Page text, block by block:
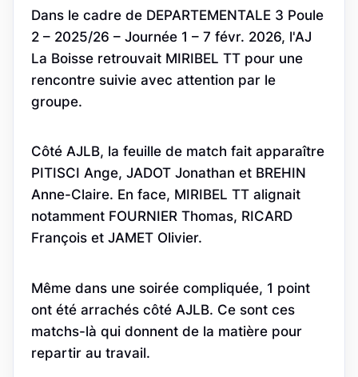
Dans le cadre de DEPARTEMENTALE 3 Poule
2 – 2025/26 – Journée 1 – 7 févr. 2026, l'AJ
La Boisse retrouvait MIRIBEL TT pour une
rencontre suivie avec attention par le
groupe.
Côté AJLB, la feuille de match fait apparaître
PITISCI Ange, JADOT Jonathan et BREHIN
Anne-Claire. En face, MIRIBEL TT alignait
notamment FOURNIER Thomas, RICARD
François et JAMET Olivier.
Même dans une soirée compliquée, 1 point
ont été arrachés côté AJLB. Ce sont ces
matchs-là qui donnent de la matière pour
repartir au travail.